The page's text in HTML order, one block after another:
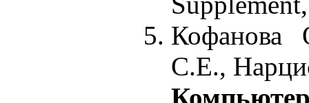
Кофанова
С.Е.,